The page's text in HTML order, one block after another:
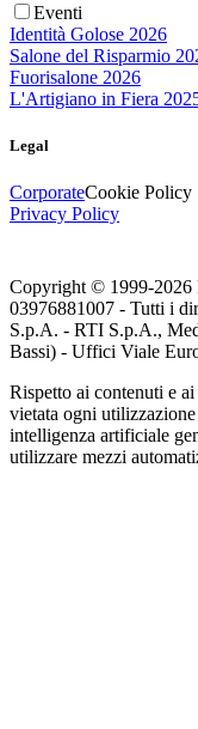
Eventi
Identità Golose 2026
Salone del Risparmio
Fuorisalone 2026
L'Artigiano in Fiera
Legal
CorporateCookie Policy
Privacy Policy
Copyright © 1999-2026
03976881007 - Tutti i
S.p.A. - RTI S.p.A.,
Bassi) - Uffici Viale
Rispetto ai contenuti e
vietata ogni
intelligenza artificiale
utilizzare mezzi